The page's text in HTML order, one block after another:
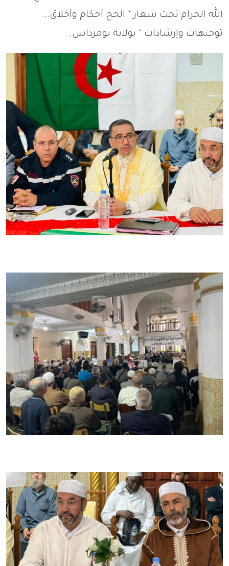
الله الحرام تحت شعار " الحج أحكام وأخلاق...
توجيهات وإرشادات " بولاية بومرداس.